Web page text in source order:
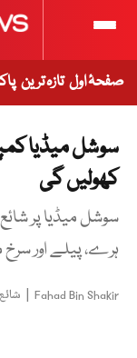
صفحۂ اول تازہ ترین
سوشل میڈیا
کھولیں گی
سوشل میڈیا پر
ہرے، پیلے اور
Fahad Bin Shakir
| شائع